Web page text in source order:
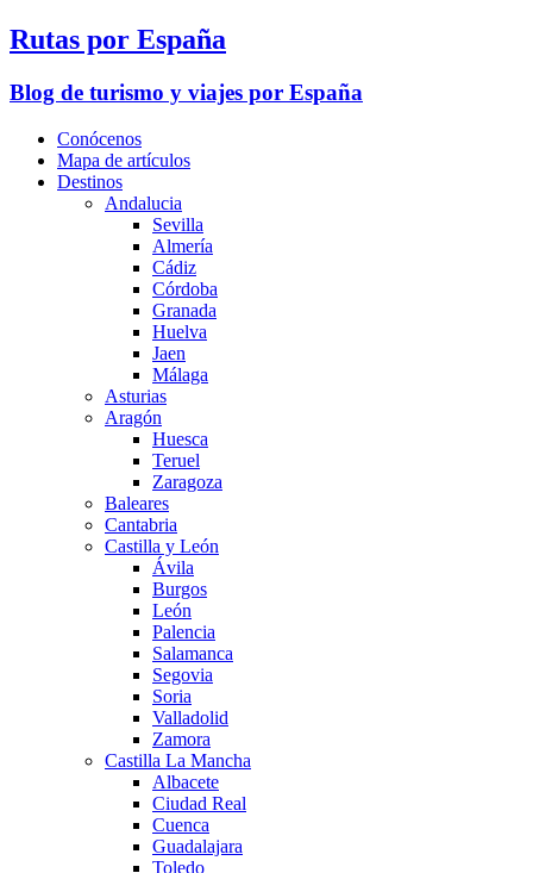
Rutas por España
Blog de turismo y viajes por España
Conócenos
Mapa de artículos
Destinos
Andalucia
Sevilla
Almería
Cádiz
Córdoba
Granada
Huelva
Jaen
Málaga
Asturias
Aragón
Huesca
Teruel
Zaragoza
Baleares
Cantabria
Castilla y León
Ávila
Burgos
León
Palencia
Salamanca
Segovia
Soria
Valladolid
Zamora
Castilla La Mancha
Albacete
Ciudad Real
Cuenca
Guadalajara
Toledo